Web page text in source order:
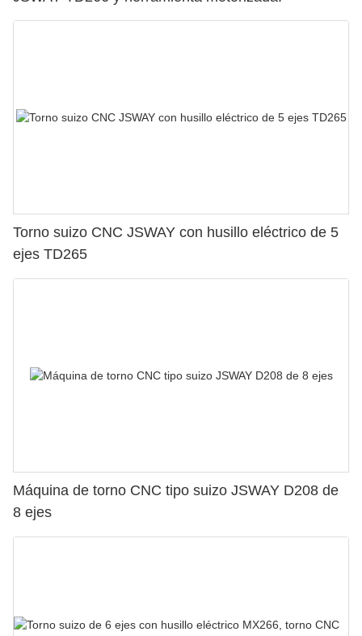
Torno suizo CNC JSWAY con husillo eléctrico de 5
ejes TD265
Máquina de torno CNC tipo suizo JSWAY D208 de
8 ejes